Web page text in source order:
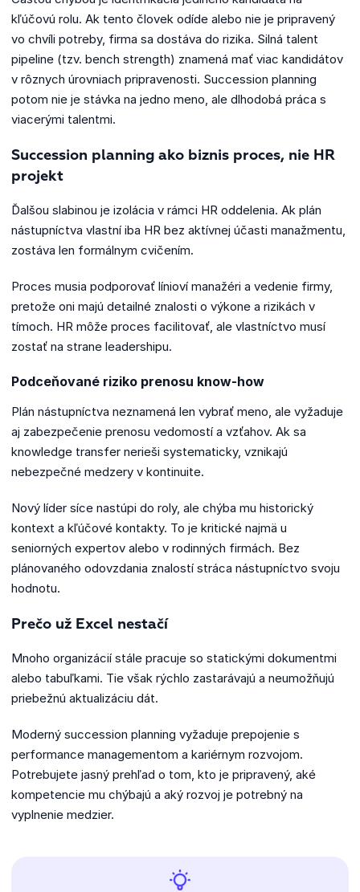
kľúčovú rolu. Ak tento človek odíde alebo nie je pripravený
vo chvíli potreby, firma sa dostáva do rizika. Silná talent
pipeline (tzv. bench strength) znamená mať viac kandidátov
v rôznych úrovniach pripravenosti. Succession planning
potom nie je stávka na jedno meno, ale dlhodobá práca s
viacerými talentmi.
Succession planning ako biznis proces, nie HR
projekt
Ďalšou slabinou je izolácia v rámci HR oddelenia. Ak plán
nástupníctva vlastní iba HR bez aktívnej účasti manažmentu,
zostáva len formálnym cvičením.
Proces musia podporovať línioví manažéri a vedenie firmy,
pretože oni majú detailné znalosti o výkone a rizikách v
tímoch. HR môže proces facilitovať, ale vlastníctvo musí
zostať na strane leadershipu.
Podceňované riziko prenosu know-how
Plán nástupníctva neznamená len vybrať meno, ale vyžaduje
aj zabezpečenie prenosu vedomostí a vzťahov. Ak sa
knowledge transfer nerieši systematicky, vznikajú
nebezpečné medzery v kontinuite.
Nový líder síce nastúpi do roly, ale chýba mu historický
kontext a kľúčové kontakty. To je kritické najmä u
seniorných expertov alebo v rodinných firmách. Bez
plánovaného odovzdania znalostí stráca nástupníctvo svoju
hodnotu.
Prečo už Excel nestačí
Mnoho organizácií stále pracuje so statickými dokumentmi
alebo tabuľkami. Tie však rýchlo zastarávajú a neumožňujú
priebežnú aktualizáciu dát.
Moderný succession planning vyžaduje prepojenie s
performance managementom a kariérnym rozvojom.
Potrebujete jasný prehľad o tom, kto je pripravený, aké
kompetencie mu chýbajú a aký rozvoj je potrebný na
vyplnenie medzier.